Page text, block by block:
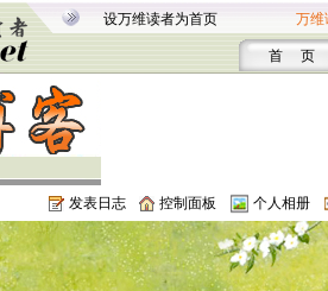
设万维读者为首页 万维
首 页
发表日志 控制面板 个人相册